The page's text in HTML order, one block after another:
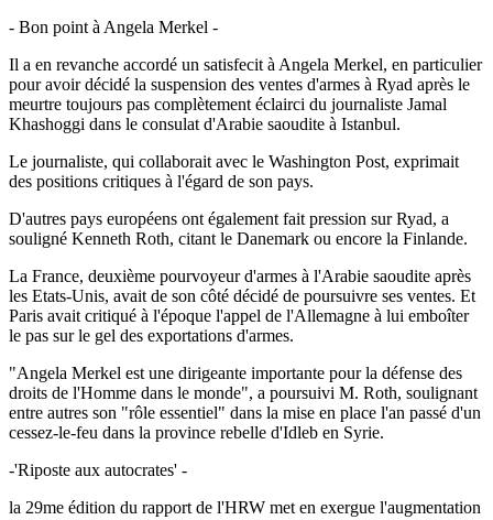
- Bon point à Angela Merkel -
Il a en revanche accordé un satisfecit à Angela Merkel, en particulier
pour avoir décidé la suspension des ventes d'armes à Ryad après le
meurtre toujours pas complètement éclairci du journaliste Jamal
Khashoggi dans le consulat d'Arabie saoudite à Istanbul.
Le journaliste, qui collaborait avec le Washington Post, exprimait
des positions critiques à l'égard de son pays.
D'autres pays européens ont également fait pression sur Ryad, a
souligné Kenneth Roth, citant le Danemark ou encore la Finlande.
La France, deuxième pourvoyeur d'armes à l'Arabie saoudite après
les Etats-Unis, avait de son côté décidé de poursuivre ses ventes. Et
Paris avait critiqué à l'époque l'appel de l'Allemagne à lui emboîter
le pas sur le gel des exportations d'armes.
"Angela Merkel est une dirigeante importante pour la défense des
droits de l'Homme dans le monde", a poursuivi M. Roth, soulignant
entre autres son "rôle essentiel" dans la mise en place l'an passé d'un
cessez-le-feu dans la province rebelle d'Idleb en Syrie.
-'Riposte aux autocrates' -
la 29me édition du rapport de l'HRW met en exergue l'augmentation